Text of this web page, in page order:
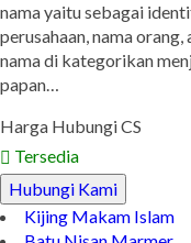
nama yaitu sebagai
perusahaan, nama
nama di kategorikan
papan…
Harga Hubungi CS
Tersedia
Hubungi Kami
Kijing Makam Islam